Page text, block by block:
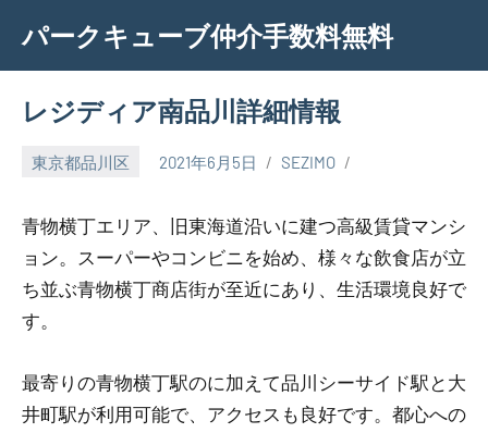
content
パークキューブ仲介手数料無料
レジディア南品川詳細情報
東京都品川区 2021年6月5日 SEZIMO
青物横丁エリア、旧東海道沿いに建つ高級賃貸マンシ
ョン。スーパーやコンビニを始め、様々な飲食店が立
ち並ぶ青物横丁商店街が至近にあり、生活環境良好で
す。
最寄りの青物横丁駅のに加えて品川シーサイド駅と大
井町駅が利用可能で、アクセスも良好です。都心への